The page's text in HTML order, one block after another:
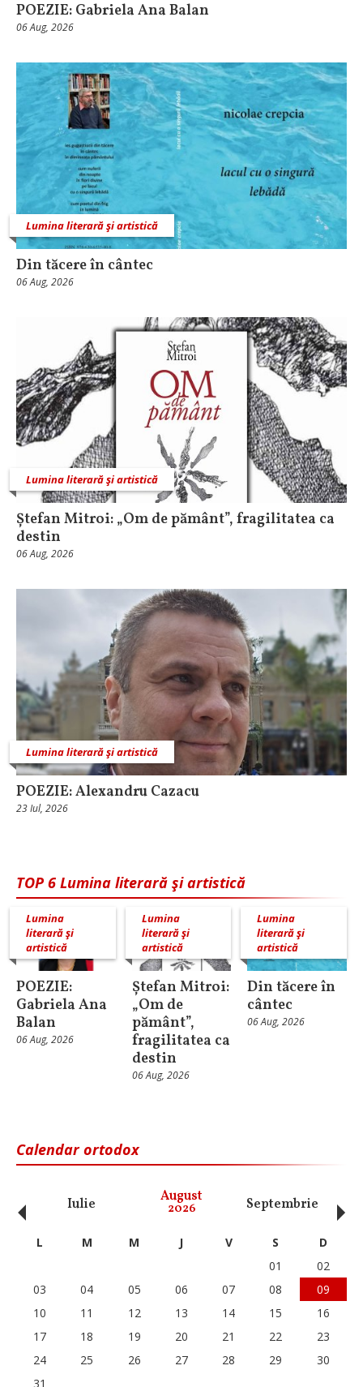
POEZIE: Gabriela Ana Balan
06 Aug, 2026
Lumina literară şi artistică
Din tăcere în cântec
06 Aug, 2026
Lumina literară şi artistică
Ștefan Mitroi: „Om de pământ”, fragilitatea ca
destin
06 Aug, 2026
Lumina literară şi artistică
POEZIE: Alexandru Cazacu
23 Iul, 2026
TOP 6 Lumina literară şi artistică
Lumina
literară şi
artistică
POEZIE:
Gabriela Ana
Balan
06 Aug, 2026
Lumina
literară şi
artistică
Ștefan Mitroi:
„Om de
pământ”,
fragilitatea ca
destin
06 Aug, 2026
Lumina
literară şi
artistică
Din tăcere în
cântec
06 Aug, 2026
Calendar ortodox
Iulie August
2026 Septembrie
‹ L M M J V S
D
01
02
03
04 05 06 07 08
09
10
11 12 13 14 15
16
17
18 19 20 21 22
23
24
25 26 27 28 29
30
31